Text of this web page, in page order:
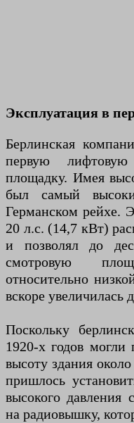
Эксплуатация в
Берлинская
первую
площадку. Имея
был самый
Германском рейхе.
20 л.с. (14,7 кВт)
и позволял до
смотровую
относительно
вскоре увеличилась
Поскольку
1920-х годов могли
высоту здания
пришлось
высокого давления
на радиовышку,